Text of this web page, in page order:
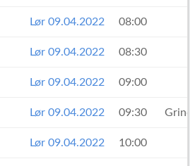
Lør 09.04.2022 08:00
Lør 09.04.2022 08:30
Lør 09.04.2022 09:00
Lør 09.04.2022 09:30
Lør 09.04.2022 10:00